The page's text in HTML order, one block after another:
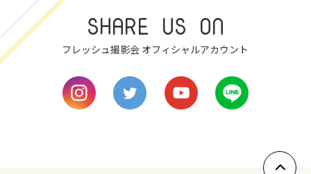
tue
9
wed
SHARE US ON
フレッシュ撮影会 オフィシャルアカウント